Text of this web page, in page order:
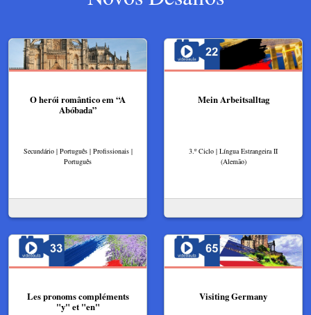
O herói romântico em “A
Abóbada”
Secundário | Português | Profissionais |
Português
Mein Arbeitsalltag
3.º Ciclo | Língua Estrangeira II
(Alemão)
Les pronoms compléments
"y" et "en"
Visiting Germany